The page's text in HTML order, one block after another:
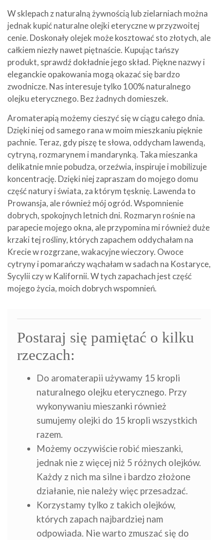
W sklepach z naturalną żywnością lub zielarniach można
jednak kupić naturalne olejki eteryczne w przyzwoitej
cenie. Doskonały olejek może kosztować sto złotych, ale
całkiem niezły nawet piętnaście. Kupując tańszy
produkt, sprawdź dokładnie jego skład. Piękne nazwy i
eleganckie opakowania mogą okazać się bardzo
zwodnicze. Nas interesuje tylko 100% naturalnego
olejku eterycznego. Bez żadnych domieszek.
Aromaterapią możemy cieszyć się w ciągu całego dnia.
Dzięki niej od samego rana w moim mieszkaniu pięknie
pachnie. Teraz, gdy piszę te słowa, oddycham lawendą,
cytryną, rozmarynem i mandarynką. Taka mieszanka
delikatnie mnie pobudza, orzeźwia, inspiruje i mobilizuje
koncentrację. Dzięki niej zapraszam do mojego domu
część natury i świata, za którym tęsknię. Lawenda to
Prowansja, ale również mój ogród. Wspomnienie
dobrych, spokojnych letnich dni. Rozmaryn rośnie na
parapecie mojego okna, ale przypomina mi również duże
krzaki tej rośliny, których zapachem oddychałam na
Krecie w rozgrzane, wakacyjne wieczory. Owoce
cytryny i pomarańczy wąchałam w sadach na Kostaryce,
Sycylii czy w Kalifornii. W tych zapachach jest część
mojego życia, moich dobrych wspomnień.
Postaraj się pamiętać o kilku
rzeczach:
Do aromaterapii używamy 15 kropli
naturalnego olejku eterycznego. Przy
wykonywaniu mieszanki również
sumujemy olejki do 15 kropli wszystkich
razem.
Możemy oczywiście robić mieszanki,
jednak nie z więcej niż 5 różnych olejków.
Każdy z nich ma silne i bardzo złożone
działanie, nie należy więc przesadzać.
Korzystamy tylko z takich olejków,
których zapach najbardziej nam
odpowiada. Nie warto zmuszać się do